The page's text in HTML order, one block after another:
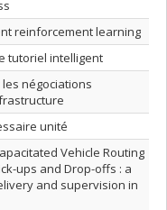
reinforcement learning
tutoriel intelligent
négociations
unité
Vehicle Routing
ups and Drop-offs : a
and supervision in